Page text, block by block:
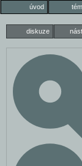
úvod
diskuze